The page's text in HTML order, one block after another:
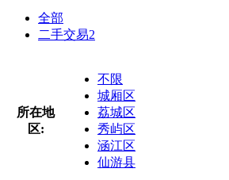
全部
二手交易2
所在地
区:
不限
城厢区
荔城区
秀屿区
涵江区
仙游县